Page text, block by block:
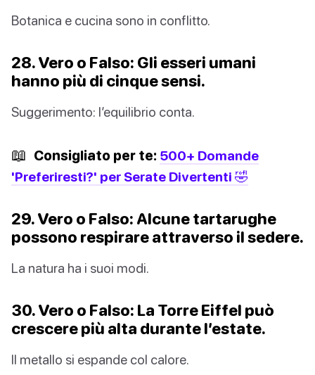
Botanica e cucina sono in conflitto.
28. Vero o Falso: Gli esseri umani
hanno più di cinque sensi.
Suggerimento: l’equilibrio conta.
📖 Consigliato per te: 500+ Domande
'Preferiresti?' per Serate Divertenti 🤣
29. Vero o Falso: Alcune tartarughe
possono respirare attraverso il sedere.
La natura ha i suoi modi.
30. Vero o Falso: La Torre Eiffel può
crescere più alta durante l’estate.
Il metallo si espande col calore.